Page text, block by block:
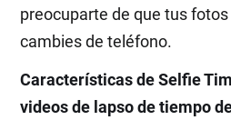
preocuparte de que tus
cambies de teléfono.
Características de Selfie
videos de lapso de tiempo